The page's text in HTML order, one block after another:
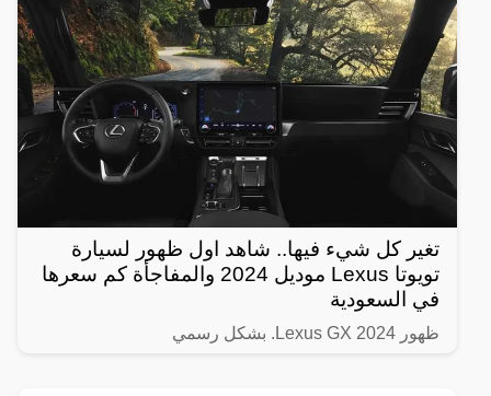
فترة قصيرة،
تغير كل شيء فيها.. شاهد اول ظهور لسيارة
تويوتا Lexus موديل 2024 والمفاجأة كم سعرها
في السعودية
ظهور Lexus GX 2024. بشكل رسمي